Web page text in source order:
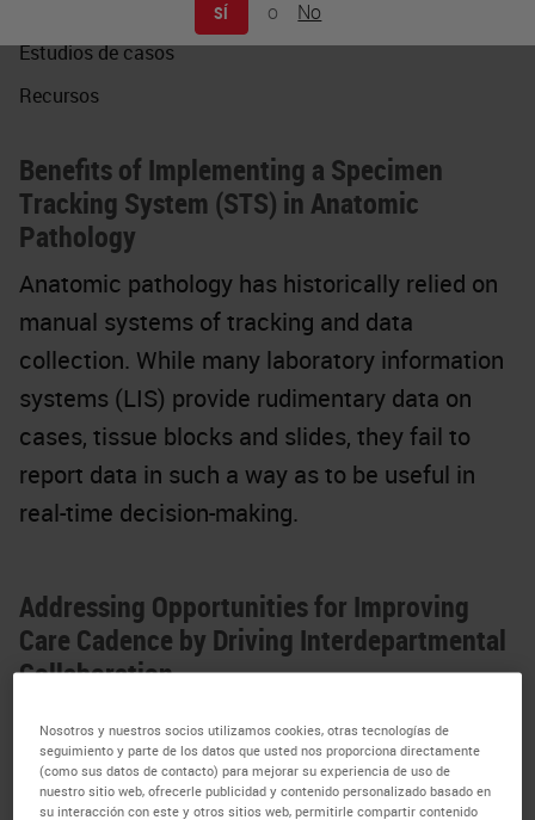
SÍ o No
Estudios de casos
Recursos
Benefits of Implementing a Specimen
Tracking System (STS) in Anatomic
Pathology
Anatomic pathology has historically relied on
manual systems of tracking and data
collection. While many laboratory information
systems (LIS) provide rudimentary data on
cases, tissue blocks and slides, they fail to
report data in such a way as to be useful in
real-time decision-making.
Addressing Opportunities for Improving
Care Cadence by Driving Interdepartmental
Collaboration
Kimberly J. Byrwa-Neff,RN, BA, CPHQ
Wendi Waugh, R.T. (R)(T) CMD CTR BS
Nosotros y nuestros socios utilizamos cookies, otras tecnologías de
seguimiento y parte de los datos que usted nos proporciona directamente
(como sus datos de contacto) para mejorar su experiencia de uso de
nuestro sitio web, ofrecerle publicidad y contenido personalizado basado en
su interacción con este y otros sitios web, permitirle compartir contenido